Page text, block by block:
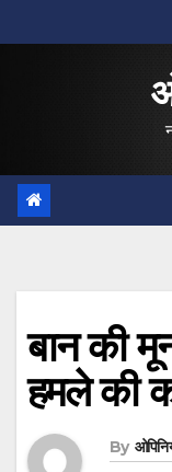
to
बान की
हमले की
By